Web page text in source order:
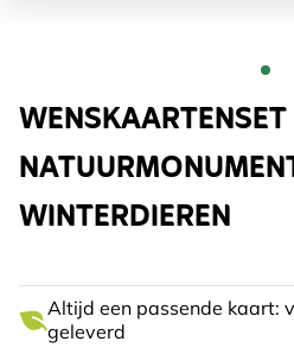
WENSKAARTENSET
WINTERDIEREN
Altijd een passende kaart:
geleverd